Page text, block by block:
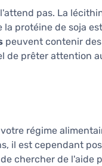
pas. La
protéine de soja
peuvent contenir
de prêter attention
régime
il est cependant
de chercher de l'aide